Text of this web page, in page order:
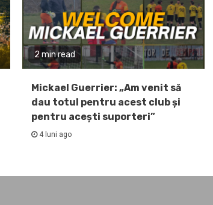
2 min read
Mickael Guerrier: „Am venit să
dau totul pentru acest club și
pentru acești suporteri”
4 luni ago